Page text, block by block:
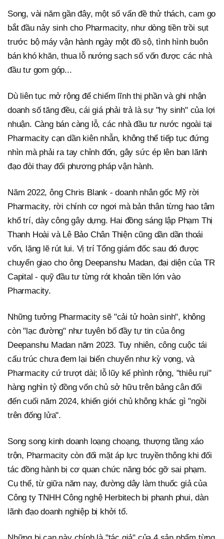
Song, vài năm gần đây, một số vấn đề thử thách, cam go
bắt đầu nảy sinh cho Pharmacity, như dòng tiền trồi sụt
trước bộ máy vận hành ngày một đồ sộ, tình hình buôn
bán khó khăn, thua lỗ nướng sạch số vốn được các nhà
đầu tư gom góp...
Dù liên tục mở rộng để chiếm lĩnh thị phần và ghi nhận
doanh số tăng đều, cái giá phải trả là sự "hy sinh" của lợi
nhuận. Càng bán càng lỗ, các nhà đầu tư nước ngoài tại
Pharmacity cạn dần kiên nhẫn, không thể tiếp tục đứng
nhìn mà phải ra tay chỉnh đốn, gây sức ép lên ban lãnh
đạo đòi thay đổi phương pháp vận hành.
Năm 2022, ông Chris Blank - doanh nhân gốc Mỹ rời
Pharmacity, rời chính cơ ngơi mà bản thân từng hao tâm
khổ trí, dày công gây dựng. Hai đồng sáng lập Phạm Thị
Thanh Hoài và Lê Bảo Chân Thiện cũng dần dần thoái
vốn, lặng lẽ rút lui. Vị trí Tổng giám đốc sau đó được
chuyển giao cho ông Deepanshu Madan, đại diện của TR
Capital - quỹ đầu tư từng rót khoản tiền lớn vào
Pharmacity.
Những tưởng Pharmacity sẽ "cải tử hoàn sinh", không
còn "lạc đường" như tuyên bố đầy tự tin của ông
Deepanshu Madan năm 2023. Tuy nhiên, công cuộc tái
cấu trúc chưa đem lại biến chuyển như kỳ vọng, và
Pharmacity cứ trượt dài; lỗ lũy kế phình rộng, "thiêu rụi"
hàng nghìn tỷ đồng vốn chủ sở hữu trên bảng cân đối
đến cuối năm 2024, khiến giới chủ không khác gì "ngồi
trên đống lửa".
Song song kinh doanh loạng choạng, thượng tầng xáo
trộn, Pharmacity còn đối mặt áp lực truyền thông khi đối
tác đồng hành bị cơ quan chức năng bóc gỡ sai phạm.
Cụ thể, từ giữa năm nay, đường dây làm thuốc giả của
Công ty TNHH Công nghệ Herbitech bị phanh phui, dàn
lãnh đạo doanh nghiệp bị khởi tố.